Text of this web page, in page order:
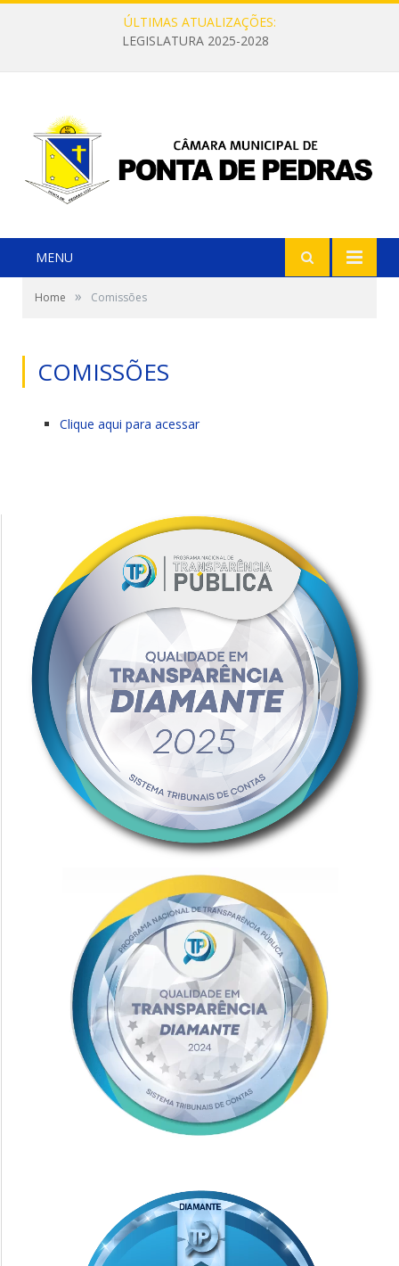
ÚLTIMAS ATUALIZAÇÕES:
LEGISLATURA 2025-2028
MENU
Home » Comissões
COMISSÕES
Clique aqui para acessar